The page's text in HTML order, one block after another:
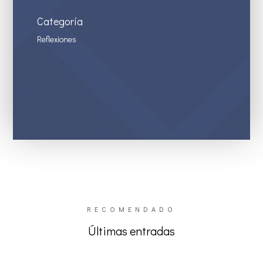
Categoría
Reflexiones
RECOMENDADO
Últimas entradas